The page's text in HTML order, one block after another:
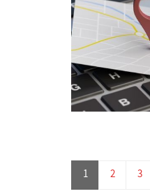
1 2 3